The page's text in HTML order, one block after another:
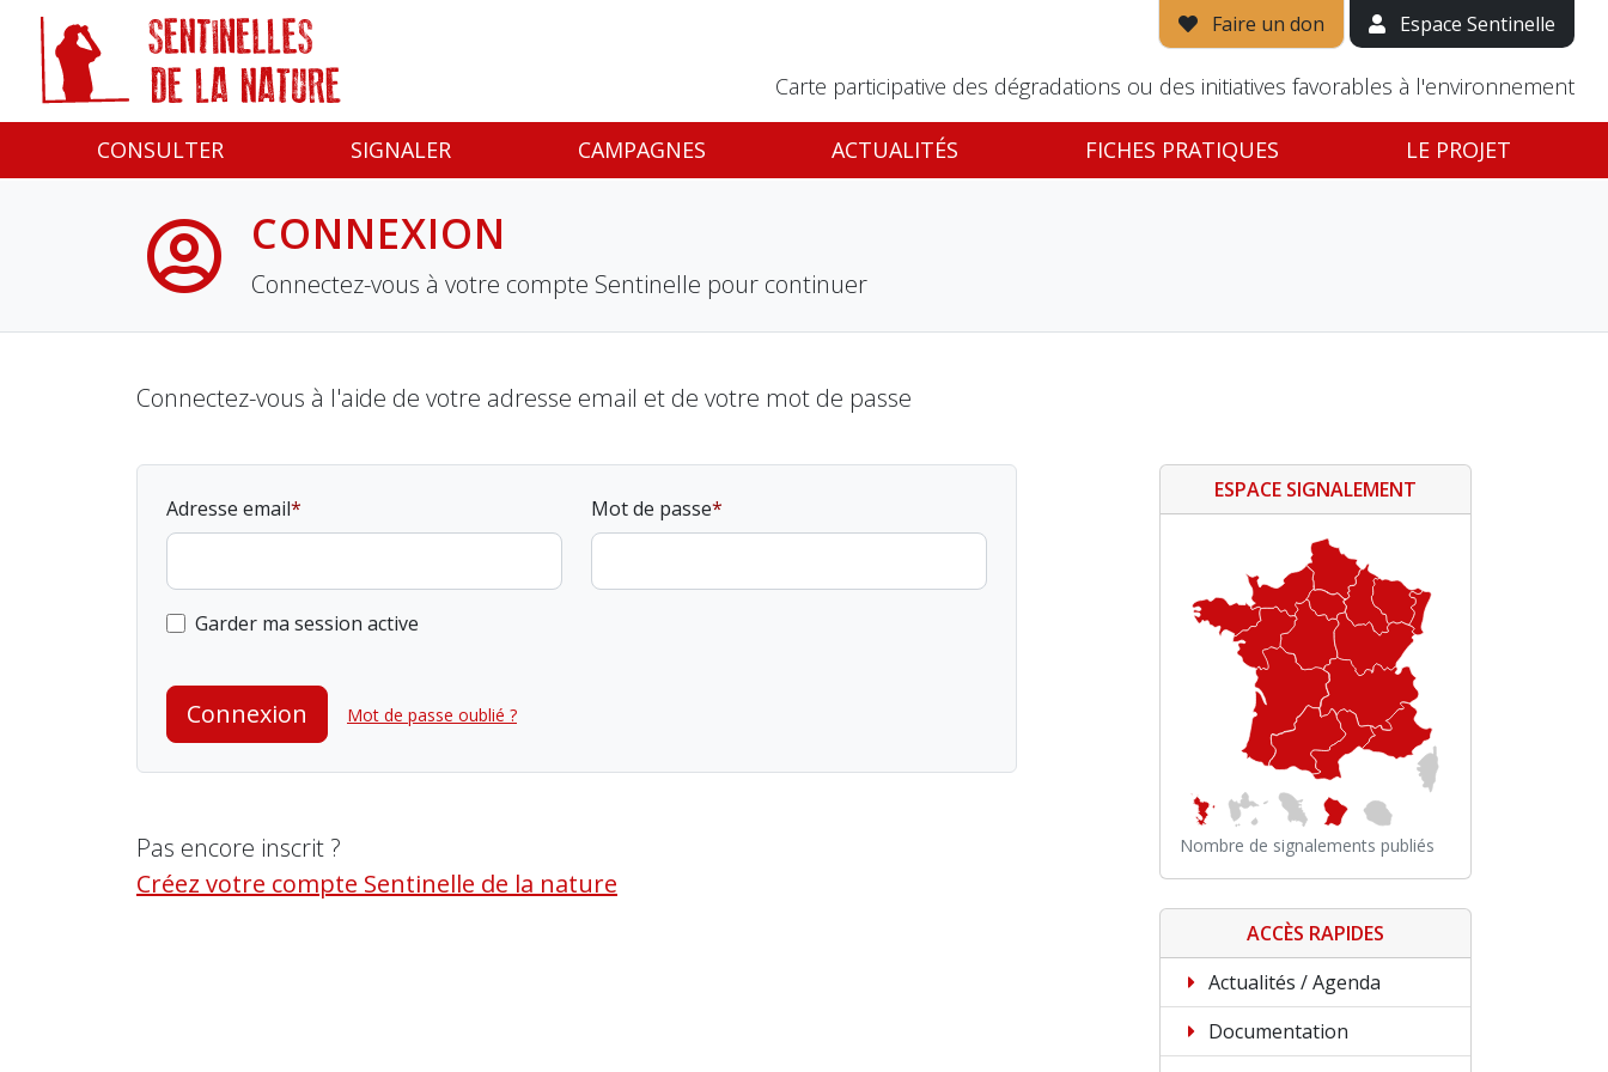
Faire un don Espace Sentinelle
Carte participative des dégradations ou des initiatives favorables à l'environnement
CONSULTER SIGNALER CAMPAGNES ACTUALITÉS FICHES PRATIQUES LE PROJET
CONNEXION
Connectez-vous à votre compte Sentinelle pour continuer
Connectez-vous à l'aide de votre adresse email et de votre mot de passe
Adresse email Mot de passe
Garder ma session active
Connexion Mot de passe oublié ?
Pas encore inscrit ?
Créez votre compte Sentinelle de la nature
ESPACE SIGNALEMENT
Nombre de signalements publiés
ACCÈS RAPIDES
Actualités / Agenda
Documentation
Panneau de gestion des cookies